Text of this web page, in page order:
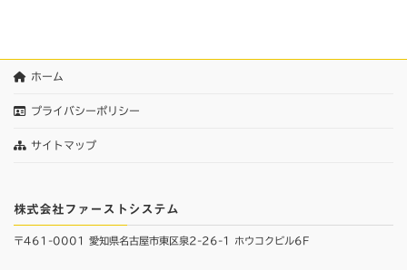
ホーム
プライバシーポリシー
サイトマップ
株式会社ファーストシステム
〒461-0001 愛知県名古屋市東区泉2-26-1 ホウコクビル6F